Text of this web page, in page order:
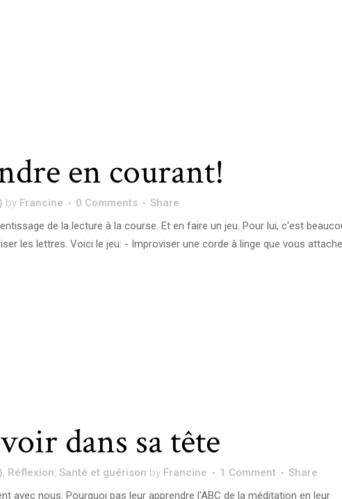
en courant!
by Francine 0 Comments
Share
de la lecture à la course. Et en faire un jeu. Pour lui, c'est
les lettres. Voici le jeu: - Improviser une corde à linge que vous
dans sa tête
, Réflexion, Santé et guérison by Francine 1 Comment
Share
avec nous. Pourquoi pas leur apprendre l'ABC de la méditation en leur